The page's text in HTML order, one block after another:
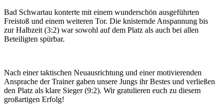
Bad Schwartau konterte mit einem wunderschön ausgeführten
Freistoß und einem weiteren Tor. Die knisternde Anspannung bis
zur Halbzeit (3:2) war sowohl auf dem Platz als auch bei allen
Beteiligten spürbar.
Nach einer taktischen Neuausrichtung und einer motivierenden
Ansprache der Trainer gaben unsere Jungs ihr Bestes und verließen
den Platz als klare Sieger (9:2). Wir gratulieren euch zu diesem
großartigen Erfolg!